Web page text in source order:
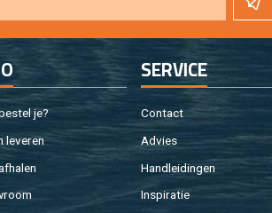
je?
le­ve­ren
SER­VI­CE
Con­tact
Ad­vies
Hand­lei­din­gen
In­spi­ra­tie